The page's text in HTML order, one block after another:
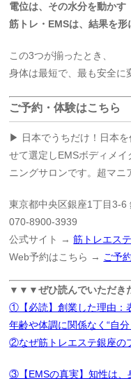
電位は、その水分を動かす
筋トレ・EMSは、結果を形
この3つが揃ったとき、
身体は最短で、最も安全に
ご予約・体験はこちら
▶ 日本でうちだけ！日本
せて選定しEMSボディメ
ニングサロンです。超マニ
東京都中央区銀座1丁目3-6
070-8900-3939
公式サイト →筋トレエス
Web予約はこちら → ご予
▼▼▼ぜひ読んでいただ
①【必読】創業した理由：
年齢や体調に関係なく“自
②なぜ筋トレエステ銀座の
③【EMSの真実】知性は、